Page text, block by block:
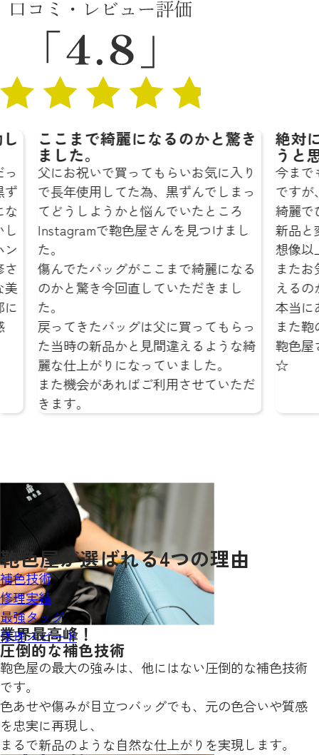
と驚き
気に入り
でしまっ
ところ
けまし
麗になる
きまし
てもらっ
ような綺
ていただ
絶対に鞄色屋さんにお願いしよ
うと思います☆
今までも鞄を修理に出した事はあるの
ですが、どこのお店よりも仕上がりが
綺麗でびっくりしました…‼︎
新品と変わらないような仕上がりで、
またお気に入りの鞄を綺麗な状態で使
えるのが本当にうれしいです！
また鞄の修理をお願いする時は絶対に
鞄色屋さんにお願いしようと思います
☆
鞄色屋が選ばれる4つの理由
補色技術
修理実績
最強タッグ
修理スピード
業界最高峰！
圧倒的な補色技術
鞄色屋の最大の強みは、他にはない圧倒的な補色技術
です。
色あせや傷みが目立つバッグでも、元の色合いや質感
を忠実に再現し、
まるで新品のような自然な仕上がりを実現します。